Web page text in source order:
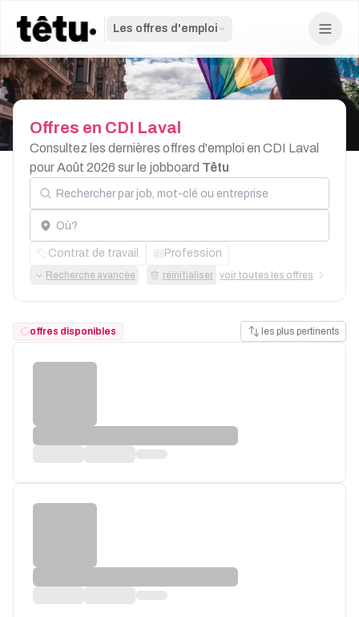
Les offres d'emploi
Offres en CDI Laval
Consultez les dernières offres d'emploi en CDI Laval
pour Août 2026 sur le jobboard Têtu
Rechercher par job, mot-clé ou entreprise
Localisation
Contrat de travail Profession
Recherche avancée réinitialiser voir toutes les offres
offres disponibles les plus pertinents